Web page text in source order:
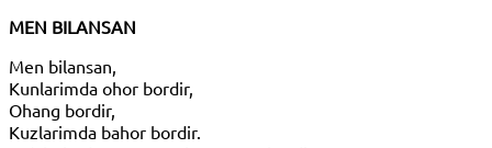
MEN BILANSAN
Men bilansan,
Kunlarimda ohor bordir,
Ohang bordir,
Kuzlarimda bahor bordir.